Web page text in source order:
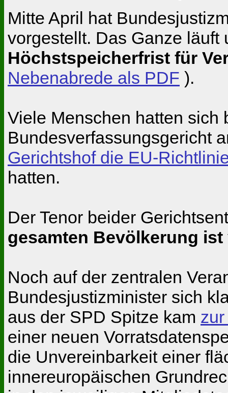
Mitte April hat
vorgestellt. Das Ganze läuft
Höchstspeicherfrist für
Nebenabrede als PDF ).
Viele Menschen hatten sich
Bundesverfassungsgericht
Gerichtshof die EU-
hatten.
Der Tenor beider
gesamten Bevölkerung
Noch auf der zentralen
Bundesjustizminister sich
aus der SPD Spitze kam
einer neuen
die Unvereinbarkeit einer
innereuropäischen